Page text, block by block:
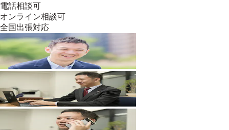
電話相談可
オンライン相談可
全国出張対応